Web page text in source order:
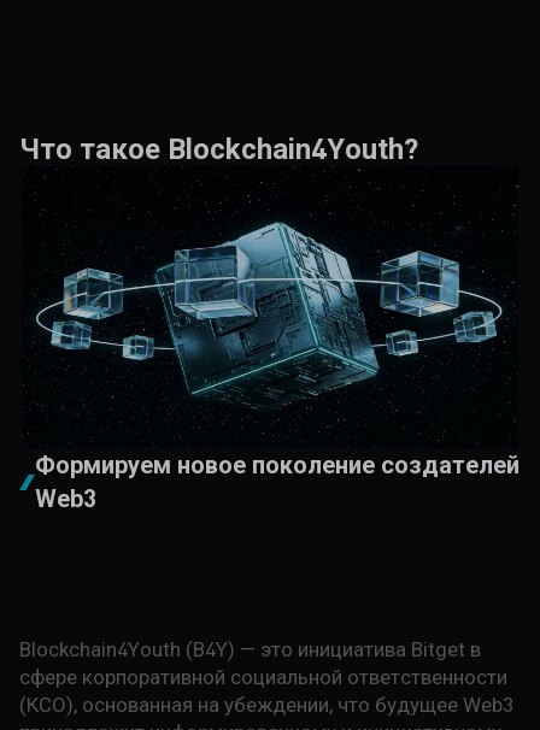
Что такое Blockchain4Youth?
Формируем новое поколение создателей
Web3
Blockchain4Youth (B4Y) — это инициатива Bitget в
сфере корпоративной социальной ответственности
(КСО), основанная на убеждении, что будущее Web3